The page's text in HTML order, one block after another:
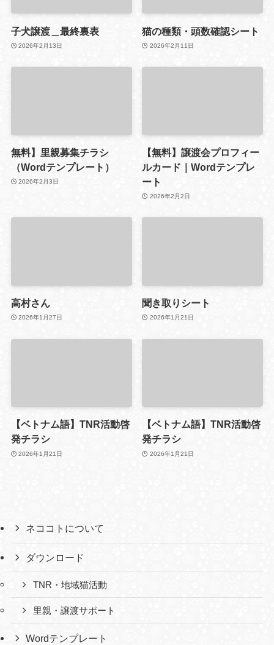
子犬譲渡＿最終裏表
2026年2月13日
猫の種類・頭数確認シート
2026年2月11日
無料】里親募集チラシ
（Wordテンプレート）
2026年2月3日
【無料】譲渡会プロフィー
ルカード｜Wordテンプレ
ート
2026年2月2日
高村さん
2026年1月27日
聞き取りシート
2026年1月21日
【ベトナム語】TNR活動啓
発チラシ
2026年1月21日
【ベトナム語】TNR活動啓
発チラシ
2026年1月21日
ネココトについて
ダウンロード
TNR・地域猫活動
里親・譲渡サポート
Wordテンプレート